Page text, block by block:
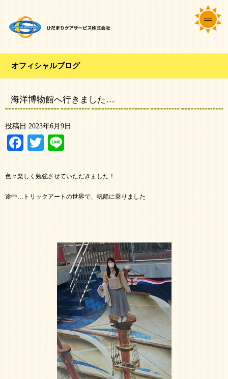
オフィシャルブログ
海洋博物館へ行きました…
投稿日 2023年6月9日
Facebook
Twitter
色々楽しく勉強させていただきました！
途中…トリックアートの世界で、帆船に乗りました